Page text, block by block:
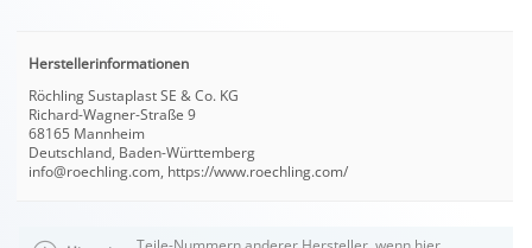
Herstellerinformationen
Röchling Sustaplast SE & Co. KG
Richard-Wagner-Straße 9
68165 Mannheim
Deutschland, Baden-Württemberg
info@roechling.com, https://www.roechling.com/